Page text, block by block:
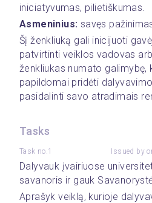
iniciatyvumas, pilietiškumas.
Asmeninius:
Šį ženkliuką gali inicijuoti
patvirtinti veiklos vadovas
ženkliukas numato galimybę,
papildomai pridėti
pasidalinti savo atradimais
Tasks
Task no.1 Issued by
Dalyvauk įvairiuose
savanoris ir gauk
Aprašyk veiklą, kurioje